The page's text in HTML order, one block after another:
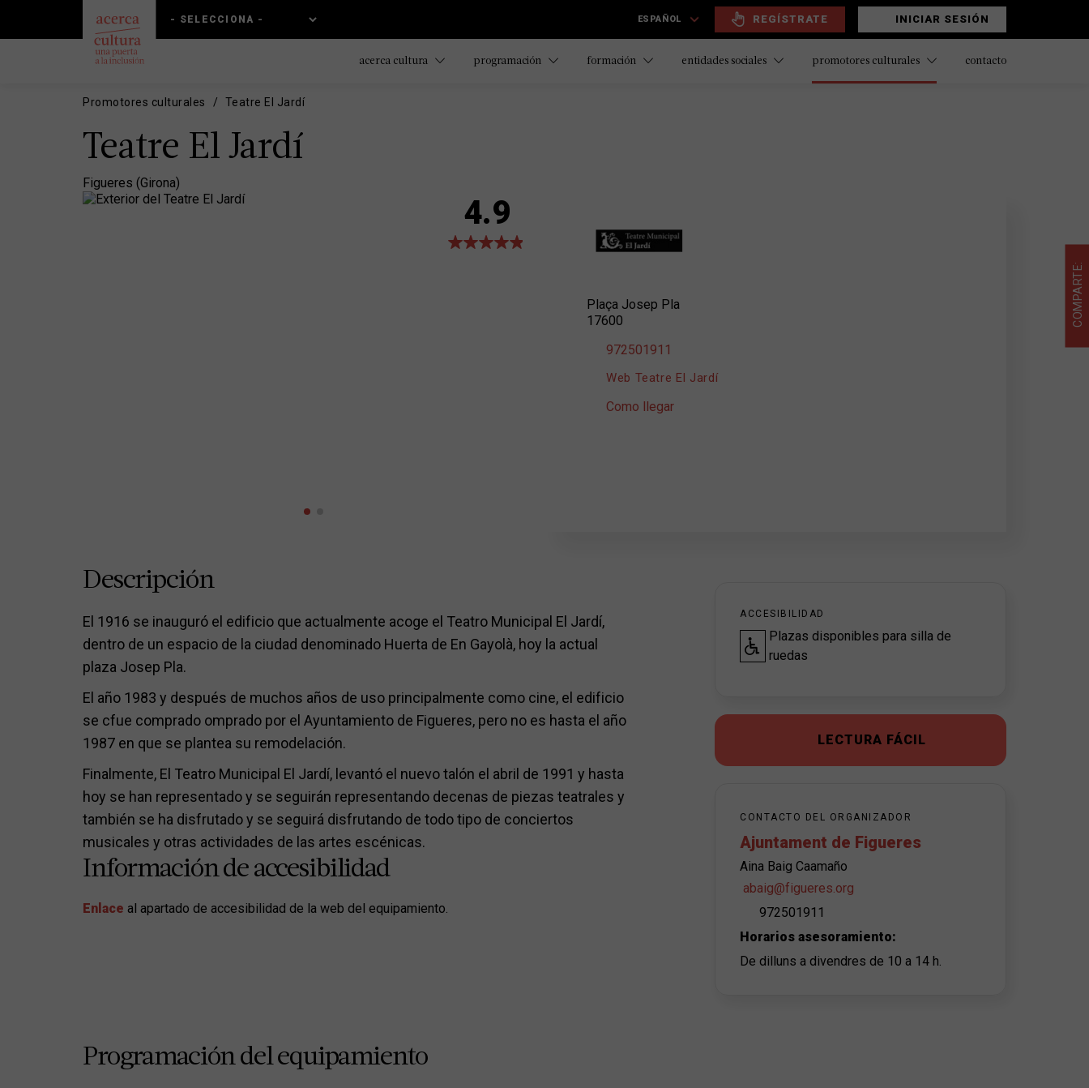
contenido
main
ESPAÑOL REGÍSTRATE INICIAR SESIÓN
acerca cultura programación formación entidades sociales promotores culturales contacto
Promotores culturales Teatre El Jardí
Teatre El Jardí
Figueres (Girona)
4.9
Plaça Josep Pla
17600
972501911
Web Teatre El Jardí
Como llegar
Descripción
El 1916 se inauguró el edificio que actualmente acoge el Teatro Municipal El Jardí,
dentro de un espacio de la ciudad denominado Huerta de En Gayolà, hoy la actual
plaza Josep Pla.
El año 1983 y después de muchos años de uso principalmente como cine, el edificio
se cfue comprado omprado por el Ayuntamiento de Figueres, pero no es hasta el año
1987 en que se plantea su remodelación.
Finalmente, El Teatro Municipal El Jardí, levantó el nuevo talón el abril de 1991 y hasta
hoy se han representado y se seguirán representando decenas de piezas teatrales y
también se ha disfrutado y se seguirá disfrutando de todo tipo de conciertos
musicales y otras actividades de las artes escénicas.
Información de accesibilidad
Enlace al apartado de accesibilidad de la web del equipamiento.
ACCESIBILIDAD
Plazas disponibles para silla de
ruedas
LECTURA FÁCIL
CONTACTO DEL ORGANIZADOR
Ajuntament de Figueres
Aina Baig Caamaño
abaig@figueres.org
972501911
Horarios asesoramiento:
De dilluns a divendres de 10 a 14 h.
Programación del equipamiento
COMPARTE: